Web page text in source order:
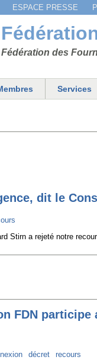
Fédération des
ESPACE PRESSE
Services
dit le
Stirn a rejeté notre
FDN participe
décret
recours